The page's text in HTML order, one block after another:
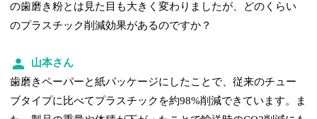
の歯磨き粉とは見た目も大きく変わりましたが、どのくらい
のプラスチック削減効果があるのですか？
山本さん
歯磨きペーパーと紙パッケージにしたことで、従来のチュー
ブタイプに比べてプラスチックを約98%削減できています。ま